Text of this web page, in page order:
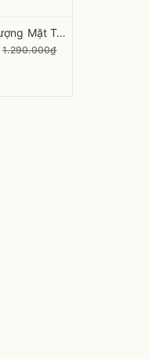
Đèn Năng Lượng Mặt Trời DẠNG Bàn Chải
1.290.000₫